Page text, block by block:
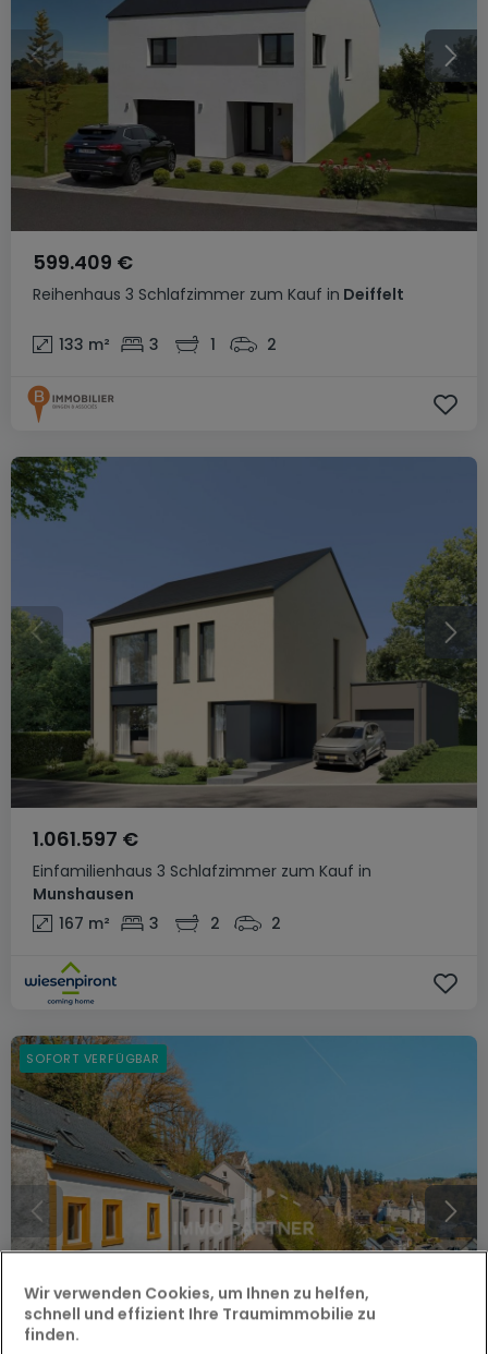
Reihenhaus 3 Schlafzimmer zum Kauf in Deiffelt
599.409 €
133 m² 3 1 2
Einfamilienhaus 3 Schlafzimmer zum Kauf in
Munshausen
1.061.597 €
167 m² 3 2 2
SOFORT VERFÜGBAR
Wir verwenden Cookies, um Ihnen zu helfen,
schnell und effizient Ihre Traumimmobilie zu
finden.